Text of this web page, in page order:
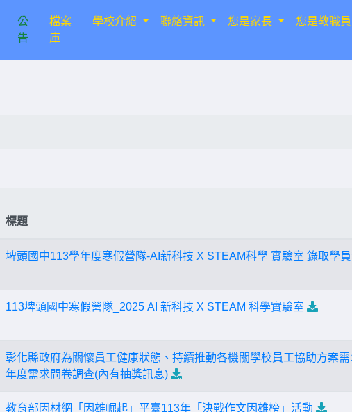
公
告
檔案
庫
學校介紹 聯絡資訊 您是家長 您是教職員
標題
埤頭國中113學年度寒假營隊-AI新科技 X STEAM科學 實驗室 錄取學
113埤頭國中寒假營隊_2025 AI 新科技 X STEAM 科學實驗室
彰化縣政府為關懷員工健康狀態、持續推動各機關學校員工協助方案
年度需求問卷調查(內有抽獎訊息)
教育部因材網「因雄崛起」平臺113年「決戰作文因雄榜」活動